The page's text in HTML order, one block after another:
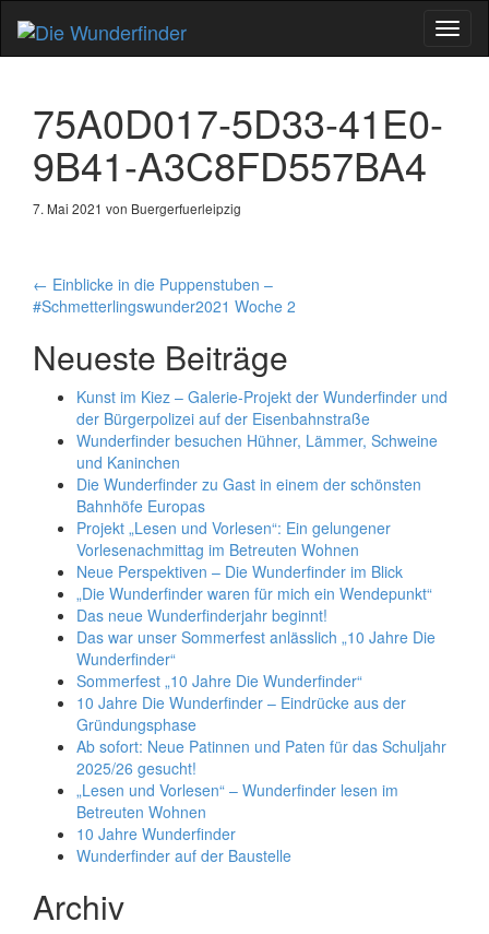
75A0D017-5D33-41E0-
9B41-A3C8FD557BA4
7. Mai 2021 von Buergerfuerleipzig
Artikel-
Navigation
← Einblicke in die Puppenstuben –
#Schmetterlingswunder2021 Woche 2
Neueste Beiträge
Kunst im Kiez – Galerie-Projekt der Wunderfinder und
der Bürgerpolizei auf der Eisenbahnstraße
Wunderfinder besuchen Hühner, Lämmer, Schweine
und Kaninchen
Die Wunderfinder zu Gast in einem der schönsten
Bahnhöfe Europas
Projekt „Lesen und Vorlesen“: Ein gelungener
Vorlesenachmittag im Betreuten Wohnen
Neue Perspektiven – Die Wunderfinder im Blick
„Die Wunderfinder waren für mich ein Wendepunkt“
Das neue Wunderfinderjahr beginnt!
Das war unser Sommerfest anlässlich „10 Jahre Die
Wunderfinder“
Sommerfest „10 Jahre Die Wunderfinder“
10 Jahre Die Wunderfinder – Eindrücke aus der
Gründungsphase
Ab sofort: Neue Patinnen und Paten für das Schuljahr
2025/26 gesucht!
„Lesen und Vorlesen“ – Wunderfinder lesen im
Betreuten Wohnen
10 Jahre Wunderfinder
Wunderfinder auf der Baustelle
Archiv